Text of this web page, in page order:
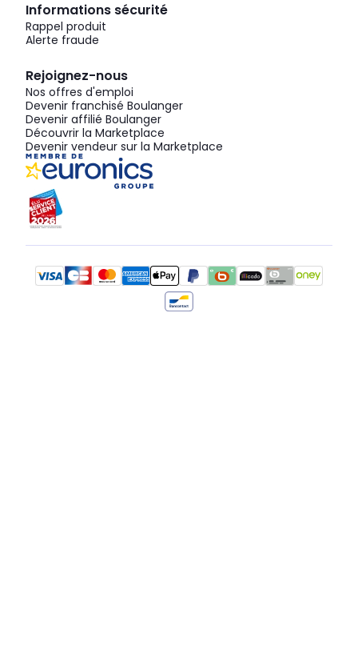
Informations sécurité
Rappel produit
Alerte fraude
Rejoignez-nous
Nos offres d'emploi
Devenir franchisé Boulanger
Devenir affilié Boulanger
Découvrir la Marketplace
Devenir vendeur sur la Marketplace